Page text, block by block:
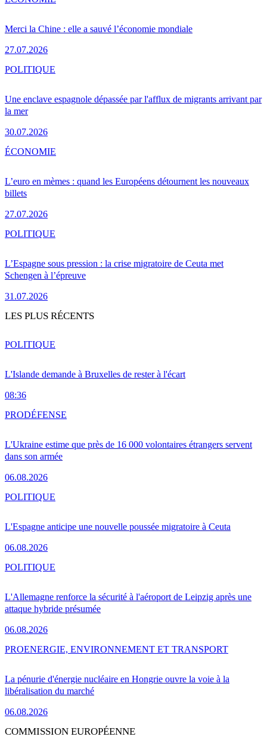
Merci la Chine : elle a sauvé l’économie mondiale
27.07.2026
Une enclave espagnole dépassée par l'afflux de migrants arrivant par
la mer
30.07.2026
POLITIQUE
L’euro en mèmes : quand les Européens détournent les nouveaux
billets
27.07.2026
ÉCONOMIE
L’Espagne sous pression : la crise migratoire de Ceuta met
Schengen à l’épreuve
31.07.2026
POLITIQUE
LES PLUS RÉCENTS
L'Islande demande à Bruxelles de rester à l'écart
08:36
POLITIQUE
L'Ukraine estime que près de 16 000 volontaires étrangers servent
dans son armée
06.08.2026
PRODÉFENSE
L'Espagne anticipe une nouvelle poussée migratoire à Ceuta
06.08.2026
POLITIQUE
L'Allemagne renforce la sécurité à l'aéroport de Leipzig après une
attaque hybride présumée
06.08.2026
POLITIQUE
La pénurie d'énergie nucléaire en Hongrie ouvre la voie à la
libéralisation du marché
06.08.2026
PROENERGIE, ENVIRONNEMENT ET TRANSPORT
COMMISSION EUROPÉENNE